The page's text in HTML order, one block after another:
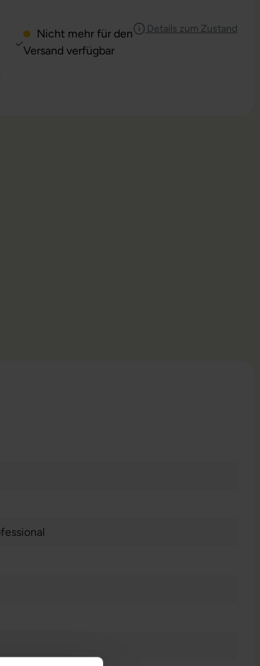
Details zum Zustand
Versand verfügbar